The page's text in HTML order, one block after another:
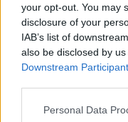
your opt-out. You may
disclosure of your
IAB’s list of
also be disclosed by
Downstream
Personal Data
– jej nóż. To
pierwsza ofiara
Alina. Tym
życia jeszcze
zbrodniczym
z pracami